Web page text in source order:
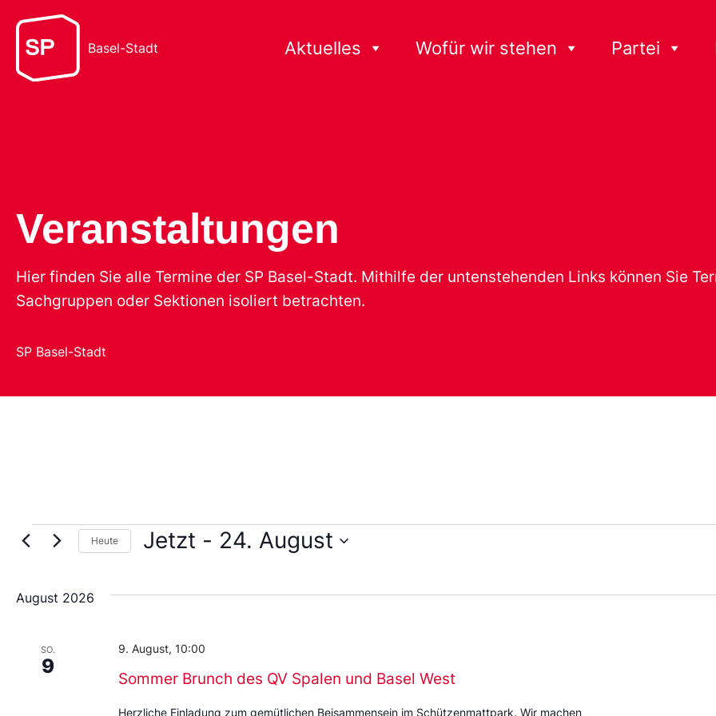
Basel-Stadt Aktuelles Wofür wir stehen Partei
Veranstaltungen
Hier finden Sie alle Termine der SP Basel-Stadt. Mithilfe der untenstehenden Links können Sie
Sachgruppen oder Sektionen isoliert betrachten.
SP Basel-Stadt
Heute Jetzt - 24. August
das
August 2026
SO.
9
Sommer Brunch des QV Spalen und Basel West
9. August, 10:00
Herzliche Einladung zum gemütlichen Beisammensein im Schützenmattpark. Wir machen